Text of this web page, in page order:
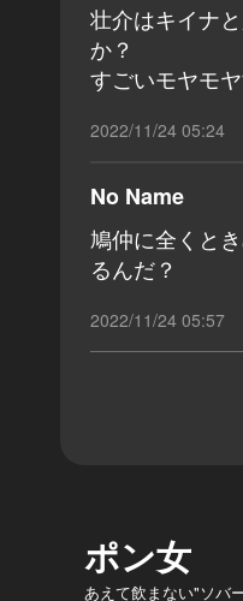
壮介はキイナ
か？
すごいモヤモヤ
2022/11/24 05:24
No Name
鳩仲に全くと
るんだ？
2022/11/24 05:57
ポン女
あえて飲まない"ソバ